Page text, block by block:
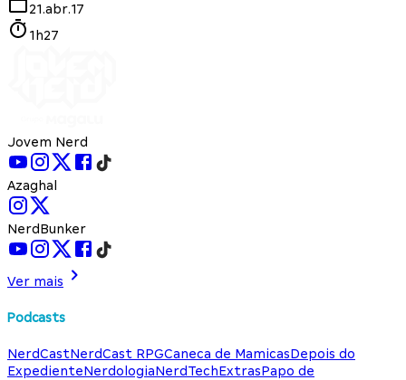
21.abr.17
1h27
Jovem Nerd
Azaghal
NerdBunker
Ver mais
Podcasts
NerdCastNerdCast RPGCaneca de MamicasDepois do
ExpedienteNerdologiaNerdTechExtrasPapo de